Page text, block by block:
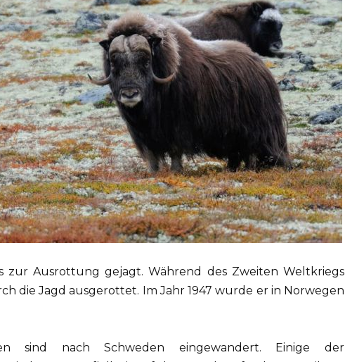
zur Ausrottung gejagt. Während des Zweiten Weltkriegs
die Jagd ausgerottet. Im Jahr 1947 wurde er in Norwegen
sind nach Schweden eingewandert. Einige der